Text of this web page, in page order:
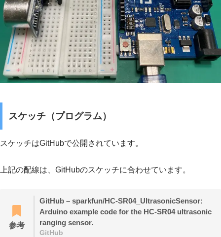
スケッチ（プログラム）
スケッチはGitHubで公開されています。
上記の配線は、GitHubのスケッチに合わせています。
参考
GitHub – sparkfun/HC-SR04_UltrasonicSensor:
Arduino example code for the HC-SR04 ultrasonic
ranging sensor.
GitHub